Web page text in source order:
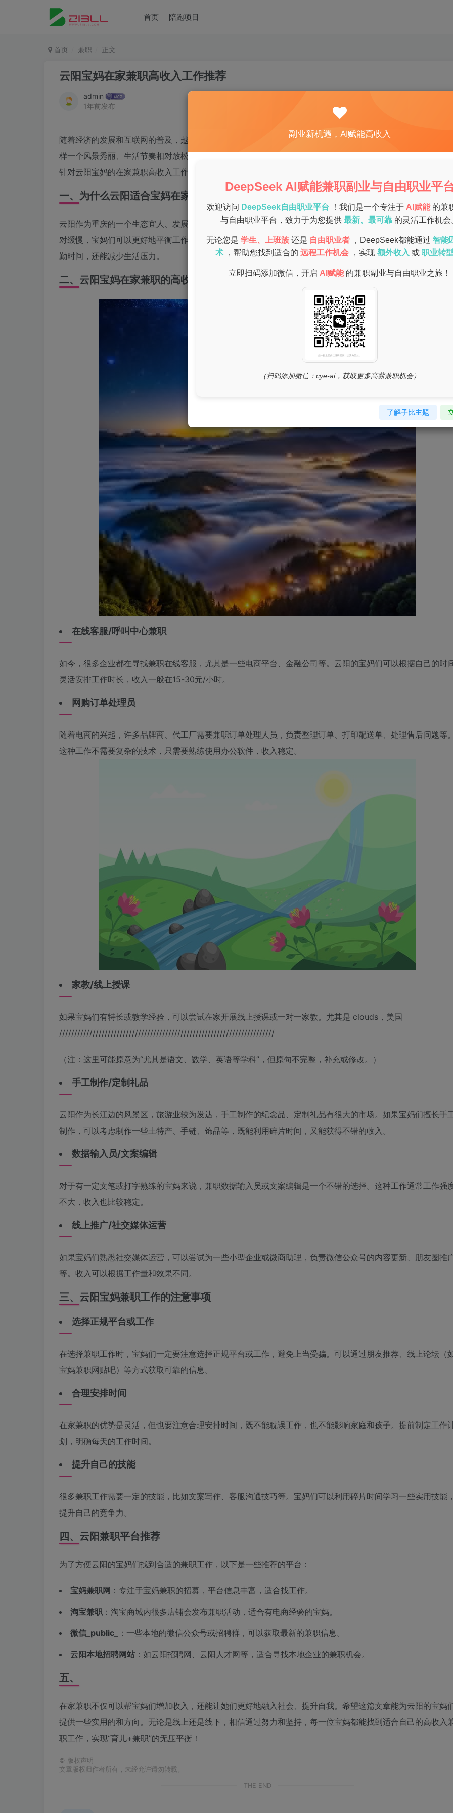
首页 陪跑项目
首页 兼职 正文
云阳宝妈在家兼职高收入工作推荐
admin
1年前发布
随着经济的发展和互联网的普及，越来越多的宝妈选择在家兼职，既能照顾家庭又能赚取收入。尤其是在云阳
样一个风景秀丽、生活节奏相对放松的城市，宝妈们可以通过灵活的兼职工作实现“育儿+兼职”的平衡。以下是
针对云阳宝妈的在家兼职高收入工作推荐，以及一些实用的，帮助大家找到适合自己的兼职工作。
一、为什么云阳适合宝妈在家兼职？
云阳作为重庆的一个生态宜人、发展迅速的区县，近年来吸引了大量外来务工人员和创业者。这里的生活节奏
对缓慢，宝妈们可以更好地平衡工作与家庭的关系。云阳的物价水平适中，宝妈们选择在家兼职不仅可以节省
勤时间，还能减少生活压力。
二、云阳宝妈在家兼职的高收入工作推荐
在线客服/呼叫中心兼职
如今，很多企业都在寻找兼职在线客服，尤其是一些电商平台、金融公司等。云阳的宝妈们可以根据自己的时
灵活安排工作时长，收入一般在15-30元/小时。
网购订单处理员
随着电商的兴起，许多品牌商、代工厂需要兼职订单处理人员，负责整理订单、打印配送单、处理售后问题等
这种工作不需要复杂的技术，只需要熟练使用办公软件，收入稳定。
家教/线上授课
如果宝妈们有特长或教学经验，可以尝试在家开展线上授课或一对一家教。尤其是 clouds，美国
///////////////////////////////////////////////////////////////////////
（注：这里可能原意为“尤其是语文、数学、英语等学科”，但原句不完整，补充或修改。）
手工制作/定制礼品
云阳作为长江边的风景区，旅游业较为发达，手工制作的纪念品、定制礼品有很大的市场。如果宝妈们擅长手
制作，可以考虑制作一些土特产、手链、饰品等，既能利用碎片时间，又能获得不错的收入。
数据输入员/文案编辑
对于有一定文笔或打字熟练的宝妈来说，兼职数据输入员或文案编辑是一个不错的选择。这种工作通常工作强
不大，收入也比较稳定。
线上推广/社交媒体运营
如果宝妈们熟悉社交媒体运营，可以尝试为一些小型企业或微商助理，负责微信公众号的内容更新、朋友圈推
等。收入可以根据工作量和效果不同。
三、云阳宝妈兼职工作的注意事项
选择正规平台或工作
在选择兼职工作时，宝妈们一定要注意选择正规平台或工作，避免上当受骗。可以通过朋友推荐、线上论坛（
宝妈兼职网贴吧）等方式获取可靠的信息。
合理安排时间
在家兼职的优势是灵活，但也要注意合理安排时间，既不能耽误工作，也不能影响家庭和孩子。提前制定工作
划，明确每天的工作时间。
提升自己的技能
很多兼职工作需要一定的技能，比如文案写作、客服沟通技巧等。宝妈们可以利用碎片时间学习一些实用技能
提升自己的竞争力。
四、云阳兼职平台推荐
为了方便云阳的宝妈们找到合适的兼职工作，以下是一些推荐的平台：
宝妈兼职网 ：专注于宝妈兼职的招募，平台信息丰富，适合找工作。
淘宝兼职 ：淘宝商城内很多店铺会发布兼职活动，适合有电商经验的宝妈。
微信_public_ ：一些本地的微信公众号或招聘群，可以获取最新的兼职信息。
云阳本地招聘网站 ：如云阳招聘网、云阳人才网等，适合寻找本地企业的兼职机会。
五、
在家兼职不仅可以帮宝妈们增加收入，还能让她们更好地融入社会、提升自我。希望这篇文章能为云阳的宝妈
提供一些实用的和方向。无论是线上还是线下，相信通过努力和坚持，每一位宝妈都能找到适合自己的高收入
职工作，实现“育儿+兼职”的无压平衡！
© 版权声明
文章版权归作者所有，未经允许请勿转载。
THE END
副业新机遇，AI赋能高收入
DeepSeek AI赋能兼职副业与自由职业平
欢迎访问 DeepSeek自由职业平台 ！我们是一个专注于 AI赋能 的兼
与自由职业平台，致力于为您提供 最新、最可靠 的灵活工作机会
无论您是 学生、上班族 还是 自由职业者 ，DeepSeek都能通过 智能
术
，帮助您找到适合的 远程工作机会 ，实现 额外收入 或 职业转
立即扫码添加微信，开启 AI赋能 的兼职副业与自由职业之旅！
（扫码添加微信：cye-ai，获取更多高薪兼职机会）
了解子比主题